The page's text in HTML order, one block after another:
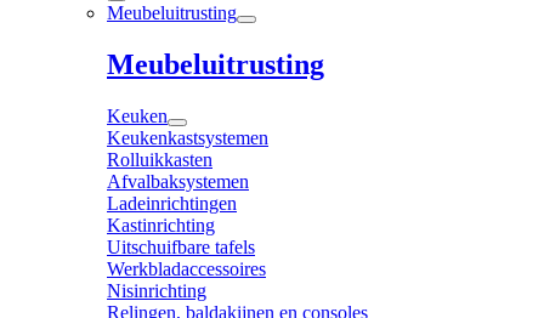
Meubeluitrusting
Meubeluitrusting
Keuken
Keukenkastsystemen
Rolluikkasten
Afvalbaksystemen
Ladeinrichtingen
Kastinrichting
Uitschuifbare tafels
Werkbladaccessoires
Nisinrichting
Relingen, baldakijnen en consoles